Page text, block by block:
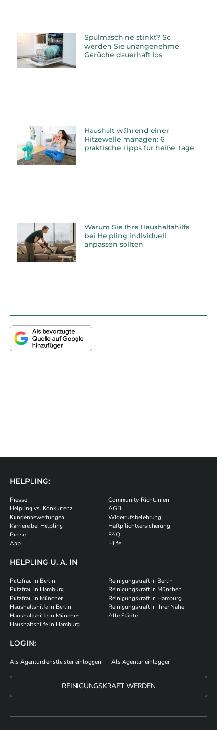
Spülmaschine stinkt? So
werden Sie unangenehme
Gerüche dauerhaft los
Haushalt während einer
Hitzewelle managen: 6
praktische Tipps für heiße Tage
Warum Sie Ihre Haushaltshilfe
bei Helpling individuell
anpassen sollten
HELPLING:
Presse
Helpling vs. Konkurrenz
Kundenbewertungen
Karriere bei Helpling
Preise
App
Community-Richtlinien
AGB
Widerrufsbelehrung
Haftpflichtversicherung
FAQ
Hilfe
HELPLING U. A. IN
Putzfrau in Berlin
Putzfrau in Hamburg
Putzfrau in München
Haushaltshilfe in Berlin
Haushaltshilfe in München
Haushaltshilfe in Hamburg
Reinigungskraft in Berlin
Reinigungskraft in München
Reinigungskraft in Hamburg
Reinigungskraft in Ihrer Nähe
Alle Städte
LOGIN:
Als Agenturdienstleister einloggen Als Agentur einloggen
REINIGUNGSKRAFT WERDEN